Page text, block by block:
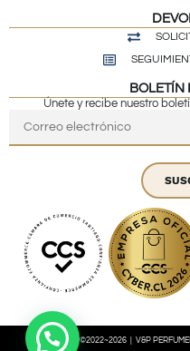
BOLETÍN
Únete y recibe nuestro
©2022~2026 | V&P